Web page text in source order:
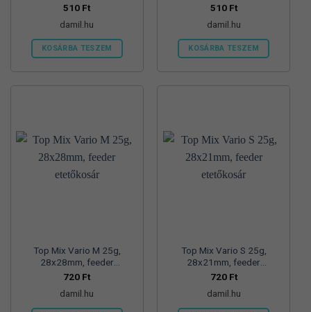
510 Ft
damil.hu
KOSÁRBA TESZEM
510 Ft
damil.hu
KOSÁRBA TESZEM
Top Mix Vario M 25g,
28x28mm, feeder
etetőkosár
720 Ft
damil.hu
Top Mix Vario S 25g,
28x21mm, feeder
etetőkosár
720 Ft
damil.hu